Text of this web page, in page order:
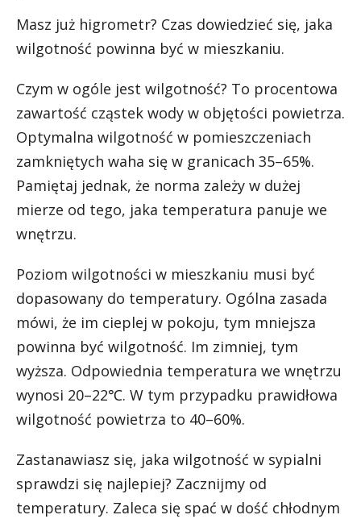
Masz już higrometr? Czas dowiedzieć się, jaka
wilgotność powinna być w mieszkaniu.
Czym w ogóle jest wilgotność? To procentowa
zawartość cząstek wody w objętości powietrza.
Optymalna wilgotność w pomieszczeniach
zamkniętych waha się w granicach 35–65%.
Pamiętaj jednak, że norma zależy w dużej
mierze od tego, jaka temperatura panuje we
wnętrzu.
Poziom wilgotności w mieszkaniu musi być
dopasowany do temperatury. Ogólna zasada
mówi, że im cieplej w pokoju, tym mniejsza
powinna być wilgotność. Im zimniej, tym
wyższa. Odpowiednia temperatura we wnętrzu
wynosi 20–22℃. W tym przypadku prawidłowa
wilgotność powietrza to 40–60%.
Zastanawiasz się, jaka wilgotność w sypialni
sprawdzi się najlepiej? Zacznijmy od
temperatury. Zaleca się spać w dość chłodnym